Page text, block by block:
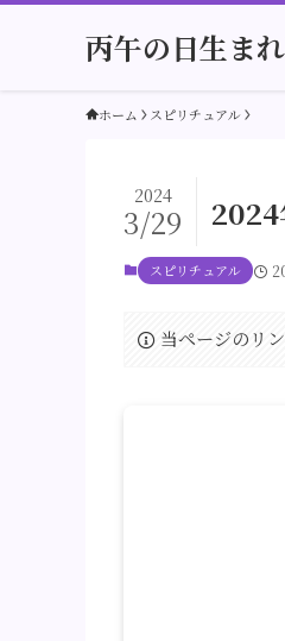
丙午の日生ま
ホーム スピリチュアル
2024
2024
3/29
スピリチュアル
当ページのリ